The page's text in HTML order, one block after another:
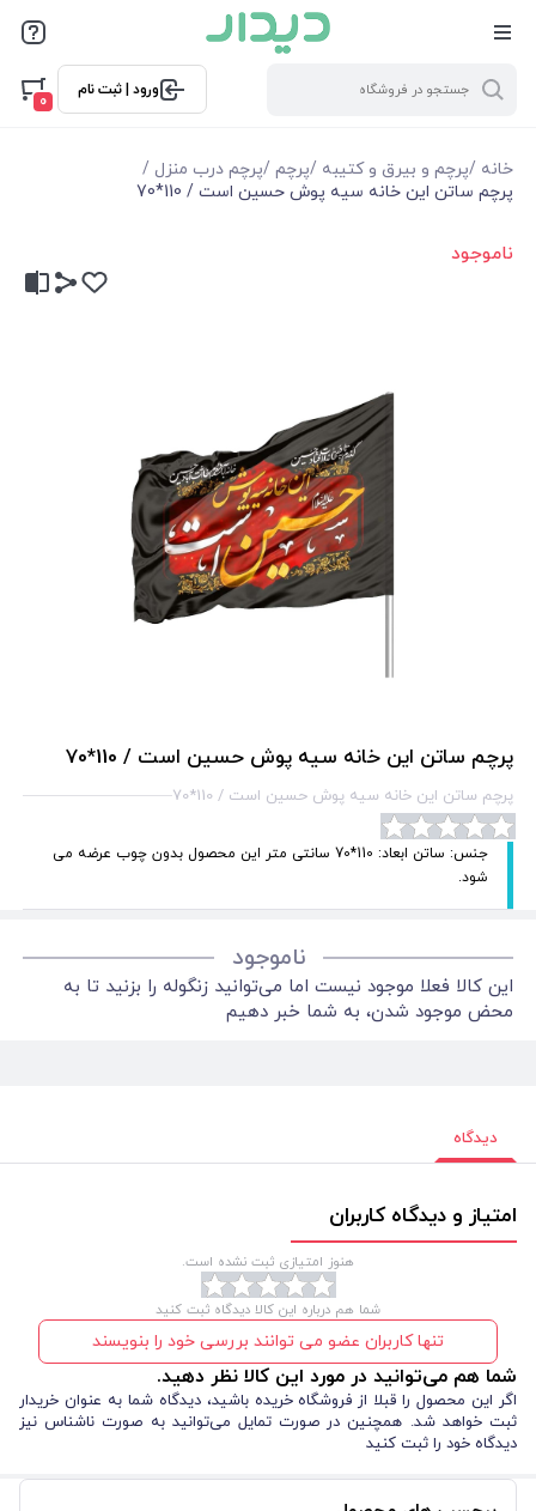
ورود | ثبت نام
0
خانه /پرچم و بیرق و کتیبه /پرچم /پرچم درب منزل /
پرچم ساتن این خانه سیه پوش حسین است / 110*70
ناموجود
پرچم ساتن این خانه سیه پوش حسین است / 110*70
پرچم ساتن این خانه سیه پوش حسین است / 110*70
جنس: ساتن ابعاد: 110*70 سانتی متر این محصول بدون چوب عرضه می
شود.
ناموجود
این کالا فعلا موجود نیست اما می‌توانید زنگوله را بزنید تا به
محض موجود شدن، به شما خبر دهیم
دیدگاه
امتیاز و دیدگاه کاربران
هنوز امتیازی ثبت نشده است.
شما هم درباره این کالا دیدگاه ثبت کنید
تنها کاربران عضو می توانند بررسی خود را بنویسند
شما هم می‌توانید در مورد این کالا نظر دهید.
اگر این محصول را قبلا از فروشگاه خریده باشید، دیدگاه شما به عنوان خریدار
ثبت خواهد شد. همچنین در صورت تمایل می‌توانید به صورت ناشناس نیز
دیدگاه خود را ثبت کنید